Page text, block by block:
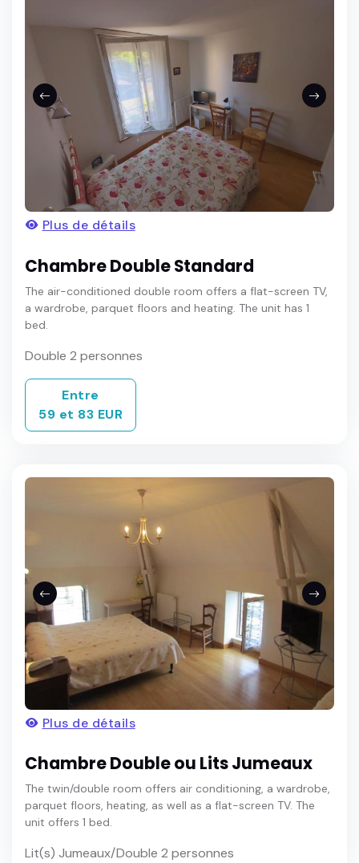
Plus de détails
Chambre Double Standard
The air-conditioned double room offers a flat-screen TV,
a wardrobe, parquet floors and heating. The unit has 1
bed.
Double 2 personnes
Entre
59 et 83 EUR
Plus de détails
Chambre Double ou Lits Jumeaux
The twin/double room offers air conditioning, a wardrobe,
parquet floors, heating, as well as a flat-screen TV. The
unit offers 1 bed.
Lit(s) Jumeaux/Double 2 personnes